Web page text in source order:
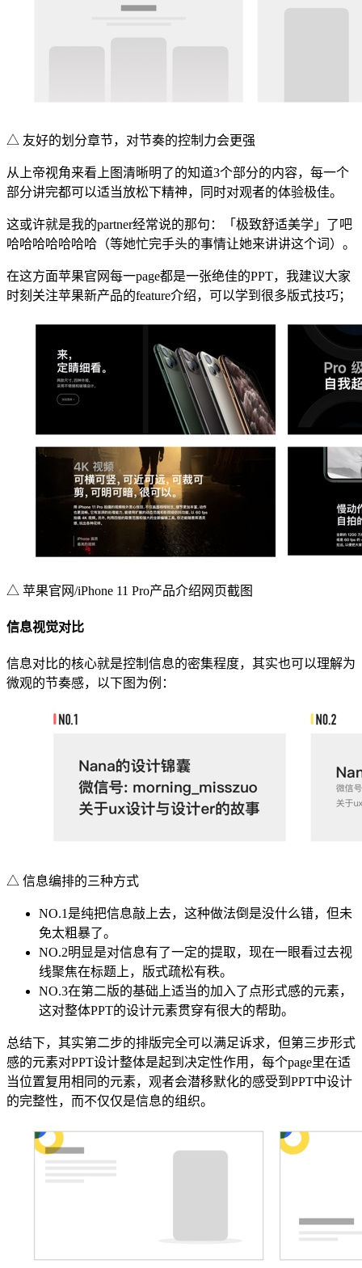
△ 友好的划分章节，对节奏的控制力会更强
从上帝视角来看上图清晰明了的知道3个部分的内容，每一个
部分讲完都可以适当放松下精神，同时对观者的体验极佳。
这或许就是我的partner经常说的那句：「极致舒适美学」了吧
哈哈哈哈哈哈哈（等她忙完手头的事情让她来讲讲这个词）。
在这方面苹果官网每一page都是一张绝佳的PPT，我建议大家
时刻关注苹果新产品的feature介绍，可以学到很多版式技巧；
△ 苹果官网/iPhone 11 Pro产品介绍网页截图
信息视觉对比
信息对比的核心就是控制信息的密集程度，其实也可以理解为
微观的节奏感，以下图为例：
△ 信息编排的三种方式
NO.1是纯把信息敲上去，这种做法倒是没什么错，但未
免太粗暴了。
NO.2明显是对信息有了一定的提取，现在一眼看过去视
线聚焦在标题上，版式疏松有秩。
NO.3在第二版的基础上适当的加入了点形式感的元素，
这对整体PPT的设计元素贯穿有很大的帮助。
总结下，其实第二步的排版完全可以满足诉求，但第三步形式
感的元素对PPT设计整体是起到决定性作用，每个page里在适
当位置复用相同的元素，观者会潜移默化的感受到PPT中设计
的完整性，而不仅仅是信息的组织。